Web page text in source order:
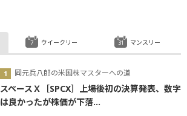
岡元兵八郎の米国株マスターへの道
スペースＸ［SPCX］上場後初の決算発表、数字
は良かったが株価が下落...
ウイークリー マンスリー